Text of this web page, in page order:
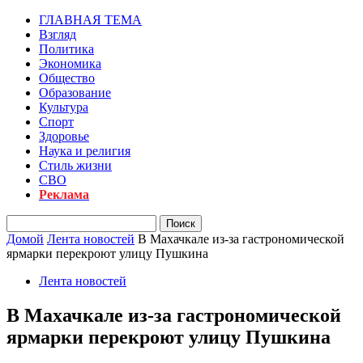
ГЛАВНАЯ ТЕМА
Взгляд
Политика
Экономика
Общество
Образование
Культура
Спорт
Здоровье
Наука и религия
Стиль жизни
СВО
Реклама
Домой Лента новостей В Махачкале из-за гастрономической
ярмарки перекроют улицу Пушкина
Лента новостей
В Махачкале из-за гастрономической
ярмарки перекроют улицу Пушкина